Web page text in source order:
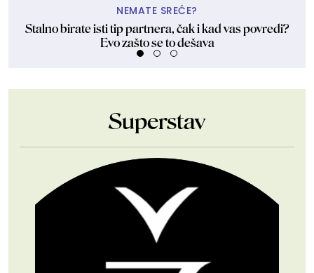
NEMATE SREĆE?
Stalno birate isti tip partnera, čak i kad vas povredi?
Evo zašto se to dešava
Superstav